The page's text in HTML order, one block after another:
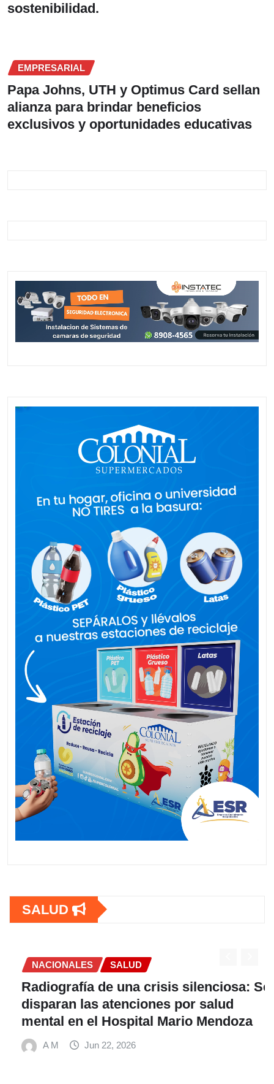
sostenibilidad.
EMPRESARIAL
Papa Johns, UTH y Optimus Card sellan
alianza para brindar beneficios
exclusivos y oportunidades educativas
SALUD
NACIONALES SALUD
Radiografía de una crisis silenciosa: Se
disparan las atenciones por salud
mental en el Hospital Mario Mendoza
A M Jun 22, 2026